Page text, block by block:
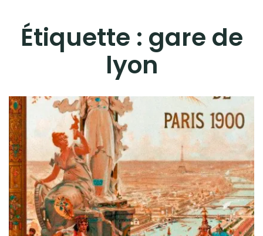
Étiquette : gare de
lyon
VOYAGES À L’ÉTRANGER